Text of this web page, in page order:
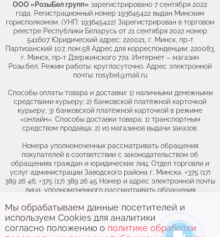
ООО «РозыБел групп» зарегистрировано 7 сентября 2022
года. Регистрационный номер 193645422 выдан Минским
горисполкомом. (УНП: 193645422) Зарегистрирован в торговом
реестре Республики Беларусь от 21 сентября 2022 номер
541607 Юридический адрес: 220021, г. Минск, пр-т
Партизанский 107, пом.58 Адрес для корреспонденции: 220083,
г. Минск, пр-т Дзержинского 77а. Интернет – магазин
Розы.бел. Режим работы: круглосуточно. Адрес электронной
почты: rosybel@mail.ru
Способы оплаты товара и доставки: 1) наличными денежными
средствами курьеру; 2) банковской платёжной карточкой
курьеру; 3) банковской платёжной карточкой в режиме
«онлайн». Способы доставки товара: 1) транспортным
средством продавца; 2) из магазинов выдачи заказов.
Номера уполномоченных рассматривать обращения
покупателей в соответствии с законодательством об
обращениях граждан и юридических лиц: Отдел торговли и
услуг администрации Заводского района г. Минска. +375 (17)
389 26 46, +375 (17) 389 26 45 Номер и адрес электронной почты
лица, уполномоченного рассматривать обращения
законодательством о защите прав потребителей: +375(44)764-
46-71, obr@rozybel.by.
Выберите адрес,чтобы увидеть
актуальный каталог
Мы обрабатываем данные посетителей и
используем Cookies для аналитики
согласно положению о политике обработки